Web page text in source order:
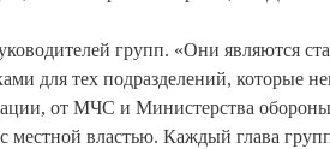
групп. «Они являются
для тех подразделений, которые
от МЧС и Министерства
местной властью. Каждый глава